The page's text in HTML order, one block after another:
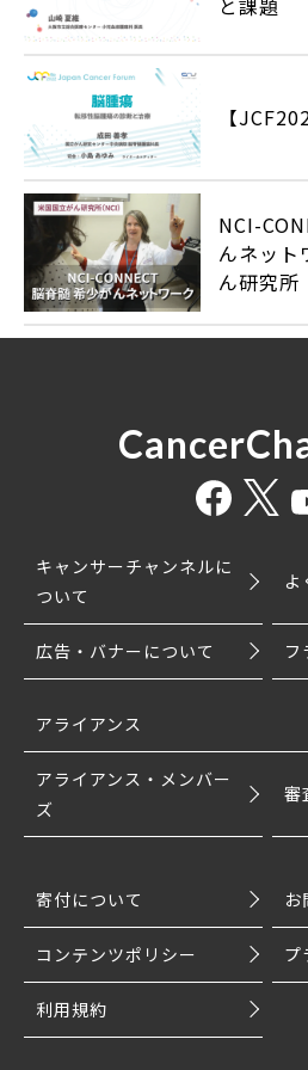
と課題
【
NCI-
んネット
ん研究所
キャンサーチャンネルに
ついて
よ
広告・バナーについて フ
アライアンス
アライアンス・メンバー
ズ
審
寄付について お
コンテンツポリシー プ
利用規約